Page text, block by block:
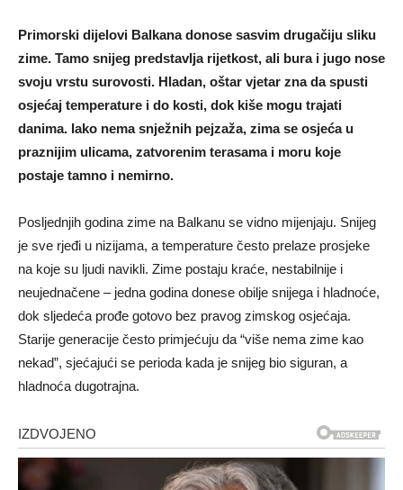
Primorski dijelovi Balkana donose sasvim drugačiju sliku
zime. Tamo snijeg predstavlja rijetkost, ali bura i jugo nose
svoju vrstu surovosti. Hladan, oštar vjetar zna da spusti
osjećaj temperature i do kosti, dok kiše mogu trajati
danima. Iako nema snježnih pejzaža, zima se osjeća u
praznijim ulicama, zatvorenim terasama i moru koje
postaje tamno i nemirno.
Posljednjih godina zime na Balkanu se vidno mijenjaju. Snijeg
je sve rjeđi u nizijama, a temperature često prelaze prosjeke
na koje su ljudi navikli. Zime postaju kraće, nestabilnije i
neujednačene – jedna godina donese obilje snijega i hladnoće,
dok sljedeća prođe gotovo bez pravog zimskog osjećaja.
Starije generacije često primjećuju da “više nema zime kao
nekad”, sjećajući se perioda kada je snijeg bio siguran, a
hladnoća dugotrajna.